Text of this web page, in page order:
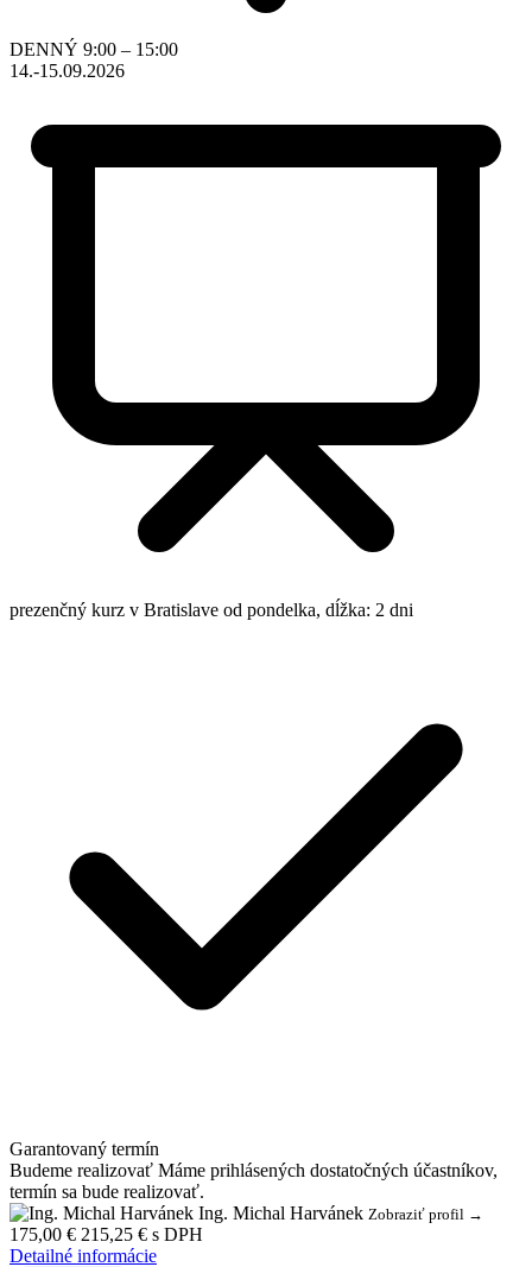
DENNÝ 9:00 – 15:00
14.-15.09.2026
prezenčný kurz v Bratislave od pondelka, dĺžka: 2 dni
Garantovaný termín
Budeme realizovať Máme prihlásených dostatočných účastníkov,
termín sa bude realizovať.
Ing. Michal Harvánek Zobraziť profil →
175,00 € 215,25 € s DPH
Detailné informácie